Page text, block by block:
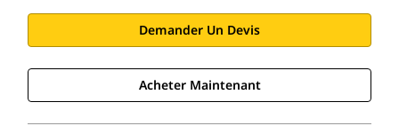
Demander Un Devis
Acheter Maintenant